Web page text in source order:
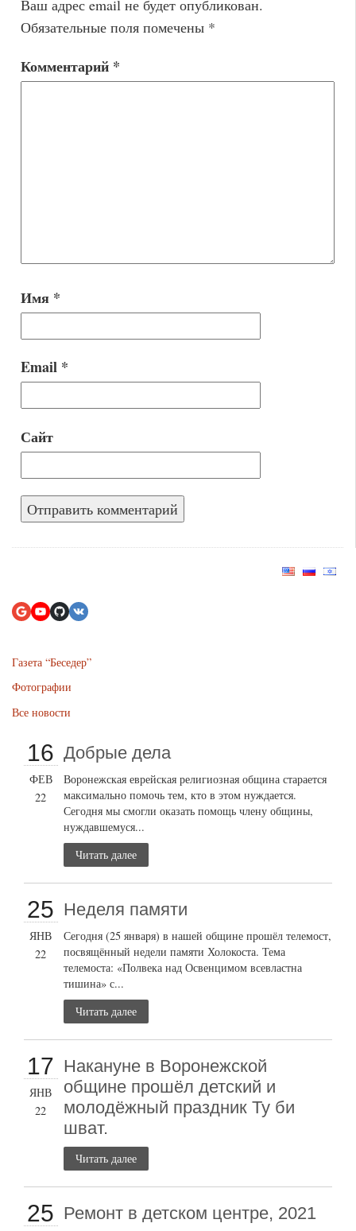
Ваш адрес email не будет опубликован.
Обязательные поля помечены *
Комментарий *
Имя *
Email *
Сайт
Газета “Беседер”
Фотографии
Все новости
16
ФЕВ
22
Добрые дела
Воронежская еврейская религиозная община старается
максимально помочь тем, кто в этом нуждается.
Сегодня мы смогли оказать помощь члену общины,
нуждавшемуся...
Читать далее
25
ЯНВ
22
Неделя памяти
Сегодня (25 января) в нашей общине прошёл телемост,
посвящённый недели памяти Холокоста. Тема
телемоста: «Полвека над Освенцимом всевластна
тишина» с...
Читать далее
17
ЯНВ
22
Накануне в Воронежской
общине прошёл детский и
молодёжный праздник Ту би
шват.
Читать далее
25 Ремонт в детском центре, 2021